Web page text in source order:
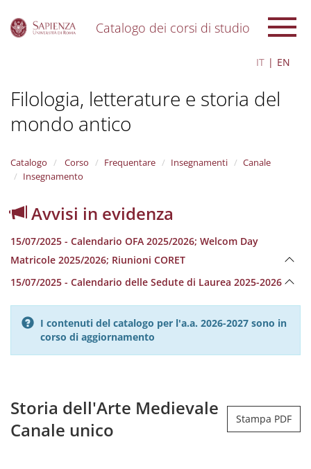
Catalogo dei corsi di studio
IT EN
Filologia, letterature e storia del
mondo antico
Catalogo Corso Frequentare Insegnamenti
Canale
Insegnamento
Avvisi in evidenza
15/07/2025 - Calendario OFA 2025/2026; Welcom Day
Matricole 2025/2026; Riunioni CORET
15/07/2025 - Calendario delle Sedute di Laurea 2025-2026
I contenuti del catalogo per l'a.a. 2026-2027 sono in
corso di aggiornamento
Storia dell'Arte Medievale
Canale unico
Stampa PDF